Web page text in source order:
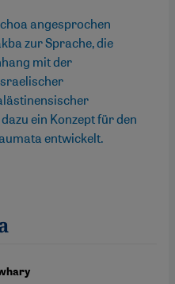
angesprochen
zur Sprache, die
mit der
ein Konzept für den
entwickelt.